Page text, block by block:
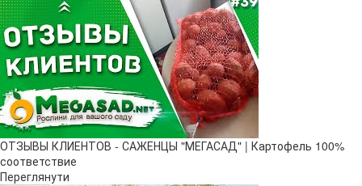
ОТЗЫВЫ КЛИЕНТОВ - САЖЕНЦЫ "МЕГАСАД" | Картофель 100%
соответствие
Переглянути